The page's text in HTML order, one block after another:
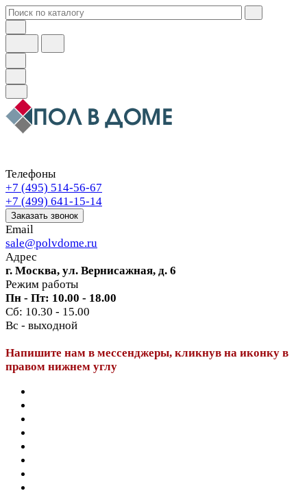
Телефоны
+7 (495) 514-56-67
+7 (499) 641-15-14
Заказать звонок
Email
sale@polvdome.ru
Адрес
г. Москва, ул. Вернисажная, д. 6
Режим работы
Пн - Пт: 10.00 - 18.00
Сб: 10.30 - 15.00
Вс - выходной
Напишите нам в мессенджеры, кликнув на иконку в
правом нижнем углу